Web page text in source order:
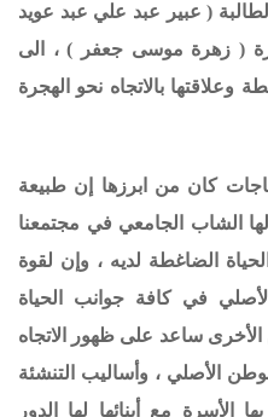
( عبير عبد علي عبد عويد
( زهرة موسى جعفر ) ، الى
وعلاقتها بالاتجاه نحو الهجرة
كان من ابرزها
إن طبيعة
الشاب الجامعي في مجتمعنا
الضاغطة لديه ، وإن لقوة
في كافة جوانب الحياة
ساعد على ظهور الاتجاه
الأصلي ، وأساليب التنشئة
الأسرة مع أبنائها لها الدور